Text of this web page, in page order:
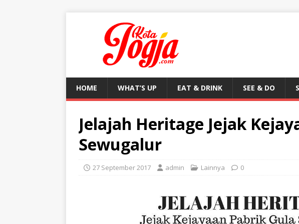
HOME WHAT’S UP EAT & DRINK SEE & DO
Jelajah Heritage Jejak
Sewugalur
27 September 2017 admin Lainnya 0